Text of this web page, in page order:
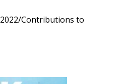
2022/Contributions to